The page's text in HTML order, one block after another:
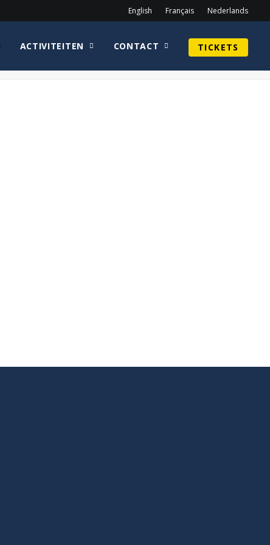
English Français Nederlands
ACTIVITEITEN CONTACT TICKETS
Home homepage WarwickDavisCirkel